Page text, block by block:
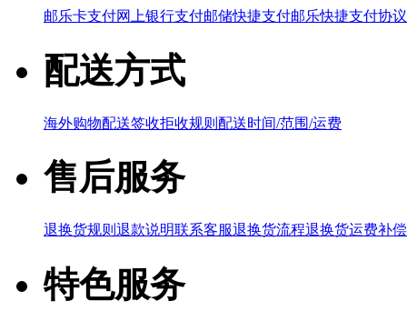
邮乐卡支付网上银行支付邮储快捷支付邮乐快捷支付协议
配送方式
海外购物配送签收拒收规则 配送时间/范围/运费
售后服务
退换货规则 退款说明联系客服退换货流程退换货运费补
特色服务